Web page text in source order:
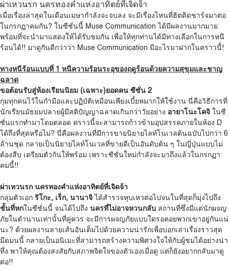
ผ่าเหวนรก นครทองคำแห่งอาทิตย์ที่เจิดจ้า
เมื่อเรื่องล่าสุดในเดือนเมษากำลังจะจบลง จะมีเรื่องไหนที่ฮิตติดชาร์จมาต่อ
ในกรกฏาคมกัน? ในซีซั่นนี้ Muse Communication ได้มีผลงานมากมาย
พร้อมที่จะนำมาแสดงให้ได้รับชมกัน เพื่อให้ทุกท่านได้มีทางเลือกในการหนี
ร้อนได้!! มาดูกันดีกว่าว่า Muse Communication มีอะไรมาฝากในคราวนี้!
ทางหนีร้อนแบบที่ 1 หนีความร้อนระอุของฤดูร้อนด้วยความสุขุมและชาญ
ฉลาด
ขอต้อนรับสู่ห้องเรียนนิยม (เฉพาะ)ยอดคน ซีซั่น 2
กุมทุกคนไว้ในกำมือและปฏิบัติเหมือนเพียงเบี้ยหมากให้ใช้งาน นี่คือวิธีการที่
นักเรียนมัธยมปลายผู้มีสติปัญญาฉลาดเกินกว่าวัยอย่าง อายาโนะโคจิ ในซี
ซั่นแรกทำมาโดยตลอด คราวนี้จะสามารถก้าวข้ามอุปสรรคภายในห้อง D
ได้ถึงที่สุดหรือไม่? นี่คือผลงานที่มีการขายนิยายไลท์โนเวลต้นฉบับไปกว่า 6
ล้านชุด กลายเป็นนิยายไลท์โนเวลที่ขายดีเป็นอันดับต้น ๆ ในญี่ปุ่นแบบไม่
ต้องสืบ เตรียมตัวกันให้พร้อม เพราะซีซั่นใหม่กำลังจะมาถึงแล้วในกรกฏา
คมนี้!!
ผ่าเหวนรก นครทองคำแห่งอาทิตย์ที่เจิดจ้า
กลุ่มตัวเอก ริโกะ, เร็ก, นานาจิ ได้สำรวจหุบเหวต่อไปจนในที่สุดก็มุ่งไปถึง
ชั้นที่หกในซีซั่นนี้ จนได้ไปถึง นครที่ไม่อาจหวนกลับ สถานที่ซึ่งมีแต่นักผจญ
ภัยในตำนานเท่านั้นที่คู่ควร จะมีการผจญภัยแบบใดรอคอยพวกเขาอยู่กันแน่
นะ? ด้วยผลงานลายเส้นอันเต็มไปด้วยความน่ารักเพื่อบอกเล่าเรื่องราวสุด
มืดมนนี้ กลายเป็นอนิเมะที่สามารถสร้างความพิศวงใจให้กับผู้ชมได้อย่างน่า
ทึ่ง พาให้คุณต้องสงสัยกับสภาพจิตใจของตัวเองเมื่อดู แต่ก็ยังอยากกลับมาดู
ต่อ!!